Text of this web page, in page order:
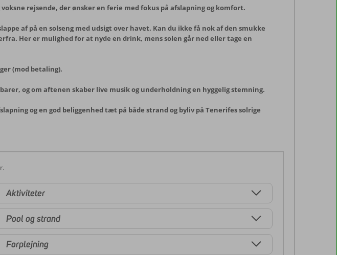
rejsende, der ønsker en ferie med fokus på afslapning og komfort.
af på en solseng med udsigt over havet. Kan du ikke få nok af den smukke
Her er mulighed for at nyde en drink, mens solen går ned eller tage en
(mod betaling).
og om aftenen skaber live musik og underholdning en hyggelig stemning.
og en god beliggenhed tæt på både strand og byliv på Tenerifes solrige
Aktiviteter
Pool og strand
Forplejning